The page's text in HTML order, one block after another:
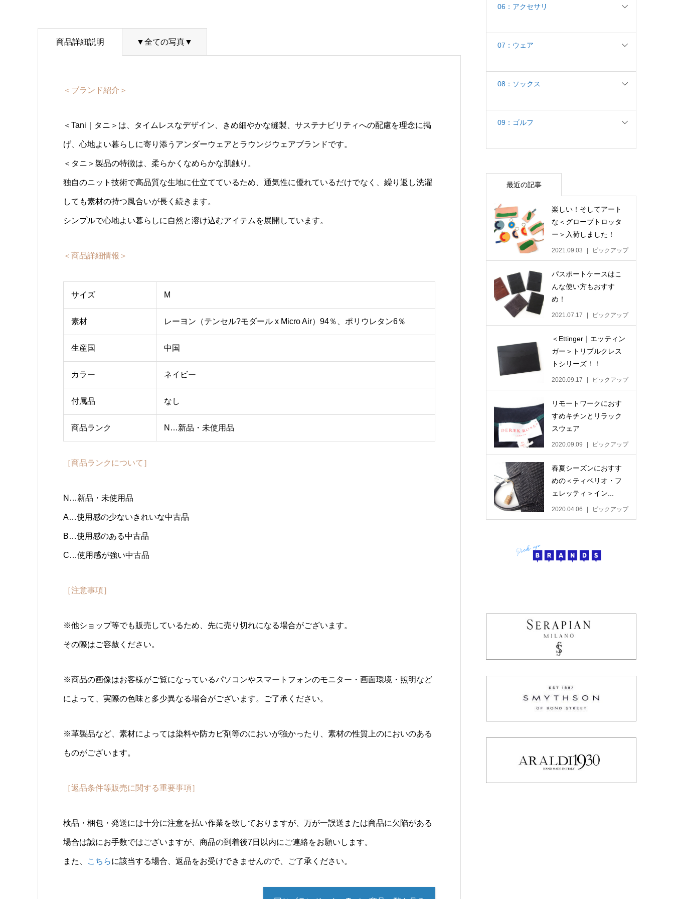
商品詳細説明 ▼全ての写真▼
＜ブランド紹介＞
＜Tani｜タニ＞は、タイムレスなデザイン、きめ細やかな縫製、サステナビリティへの配慮を理念に掲
げ、心地よい暮らしに寄り添うアンダーウェアとラウンジウェアブランドです。
＜タニ＞製品の特徴は、柔らかくなめらかな肌触り。
独自のニット技術で高品質な生地に仕立てているため、通気性に優れているだけでなく、繰り返し洗濯
しても素材の持つ風合いが長く続きます。
シンプルで心地よい暮らしに自然と溶け込むアイテムを展開しています。
＜商品詳細情報＞
サイズ M
素材 レーヨン（テンセル?モダール x Micro Air）94％、ポリウレタン6％
生産国 中国
カラー ネイビー
付属品 なし
商品ランク N…新品・未使用品
［商品ランクについて］
N…新品・未使用品
A…使用感の少ないきれいな中古品
B…使用感のある中古品
C…使用感が強い中古品
［注意事項］
※他ショップ等でも販売しているため、先に売り切れになる場合がございます。
その際はご容赦ください。
※商品の画像はお客様がご覧になっているパソコンやスマートフォンのモニター・画面環境・照明など
によって、実際の色味と多少異なる場合がございます。ご了承ください。
※革製品など、素材によっては染料や防カビ剤等のにおいが強かったり、素材の性質上のにおいのある
ものがございます。
［返品条件等販売に関する重要事項］
検品・梱包・発送には十分に注意を払い作業を致しておりますが、万が一誤送または商品に欠陥がある
場合は誠にお手数ではございますが、商品の到着後7日以内にご連絡をお願いします。
また、 こちらに該当する場合、返品をお受けできませんので、ご了承ください。
06：アクセサリ
07：ウェア
08：ソックス
09：ゴルフ
最近の記事
楽しい！そしてアート
な＜グローブトロッタ
ー＞入荷しました！
2021.09.03 ピックアップ
パスポートケースはこ
んな使い方もおすす
め！
2021.07.17 ピックアップ
＜Ettinger｜エッティン
ガー＞トリプルクレス
トシリーズ！！
2020.09.17 ピックアップ
リモートワークにおす
すめキチンとリラック
スウェア
2020.09.09 ピックアップ
春夏シーズンにおすす
めの＜ティベリオ・フ
ェレッティ＞イン...
2020.04.06 ピックアップ